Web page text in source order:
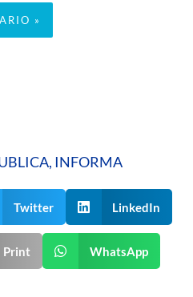
INFORMA
Twitter LinkedIn
Print WhatsApp